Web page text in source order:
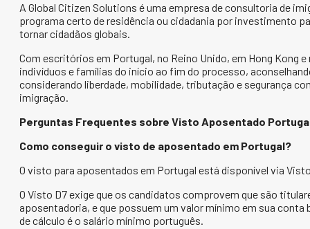
A Global Citizen Solutions é uma empresa de consultoria de
programa certo de residência ou cidadania por investimento
tornar cidadãos globais.
Com escritórios em Portugal, no Reino Unido, em Hong Kong
indivíduos e famílias do início ao fim do processo,
considerando liberdade, mobilidade, tributação e segurança
imigração.
Perguntas Frequentes sobre Visto Aposentado
Como conseguir o visto de aposentado em Portugal?
O visto para aposentados em Portugal está disponível via
O Visto D7 exige que os candidatos comprovem que são
aposentadoria, e que possuem um valor mínimo em sua conta
de cálculo é o salário mínimo português.